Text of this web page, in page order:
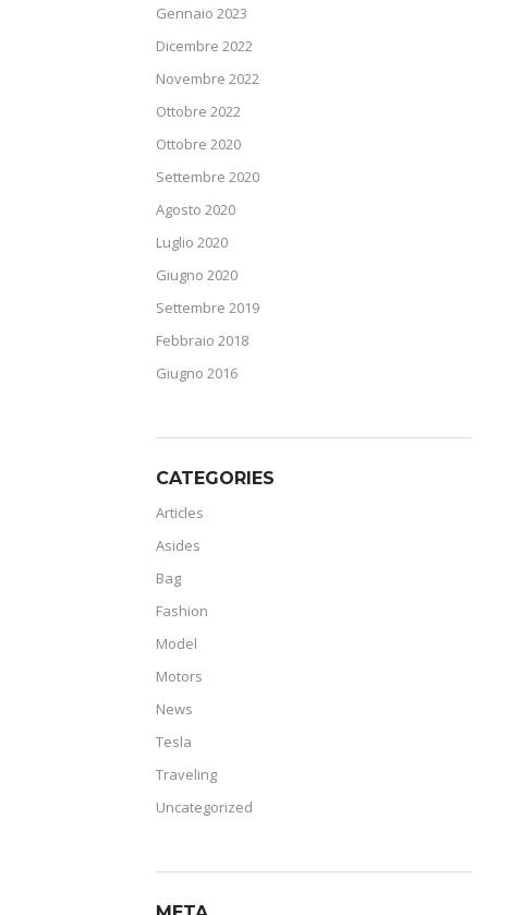
Gennaio 2023
Dicembre 2022
Novembre 2022
Ottobre 2022
Ottobre 2020
Settembre 2020
Agosto 2020
Luglio 2020
Giugno 2020
Settembre 2019
Febbraio 2018
Giugno 2016
CATEGORIES
Articles
Asides
Bag
Fashion
Model
Motors
News
Tesla
Traveling
Uncategorized